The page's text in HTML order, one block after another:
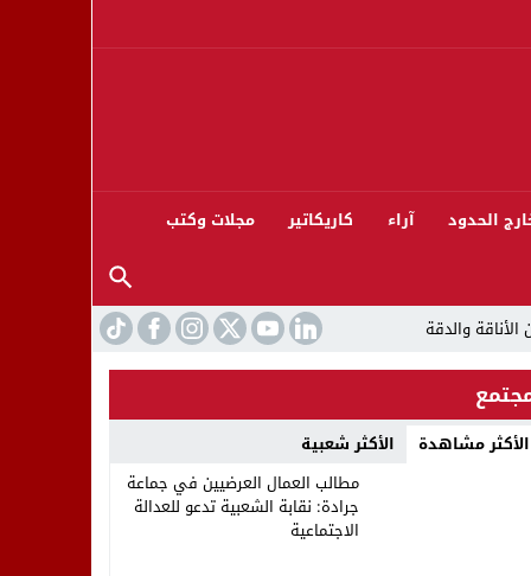
الحدود آراء كاريكاتير مجلات وكتب
بنزاهة النهائي
الأكثر مشاهدة الأكثر شعبية
مطالب العمال العرضيين في جماعة
جرادة: نقابة الشعبية تدعو للعدالة
الاجتماعية